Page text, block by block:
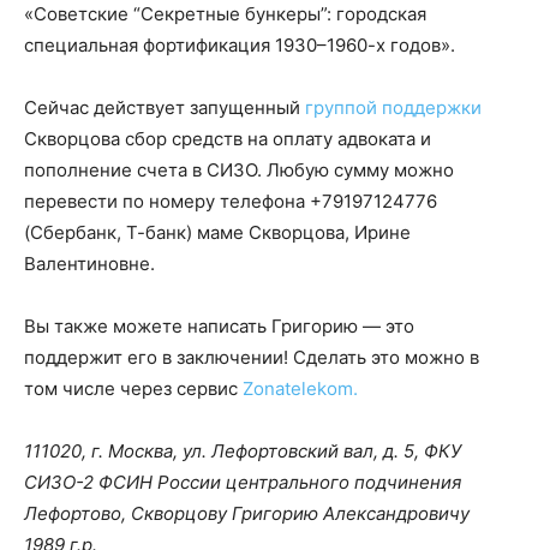
«Советские “Секретные бункеры”: городская
специальная фортификация 1930–1960-х годов».
Сейчас действует запущенный группой поддержки
Скворцова сбор средств на оплату адвоката и
пополнение счета в СИЗО. Любую сумму можно
перевести по номеру телефона +79197124776
(Сбербанк, Т-банк) маме Скворцова, Ирине
Валентиновне.
Вы также можете написать Григорию — это
поддержит его в заключении! Сделать это можно в
том числе через сервис Zonatelekom.
111020, г. Москва, ул. Лефортовский вал, д. 5, ФКУ
СИЗО-2 ФСИН России центрального подчинения
Лефортово, Скворцову Григорию Александровичу
1989 г.р.